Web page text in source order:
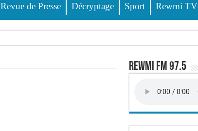
Revue de Presse Décryptage Sport Rewmi TV
Rewmi FM 97.5